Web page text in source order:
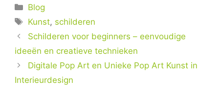
Categorieën
Blog
Tags
Kunst, schilderen
Schilderen voor beginners – eenvoudige
ideeën en creatieve technieken
Digitale Pop Art en Unieke Pop Art Kunst in
Interieurdesign